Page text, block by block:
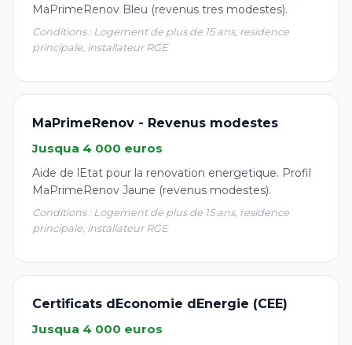
MaPrimeRenov Bleu (revenus tres modestes).
Conditions : Logement de plus de 15 ans, residence
principale, installateur RGE
MaPrimeRenov - Revenus modestes
Jusqua 4 000 euros
Aide de lEtat pour la renovation energetique. Profil
MaPrimeRenov Jaune (revenus modestes).
Conditions : Logement de plus de 15 ans, residence
principale, installateur RGE
Certificats dEconomie dEnergie (CEE)
Jusqua 4 000 euros